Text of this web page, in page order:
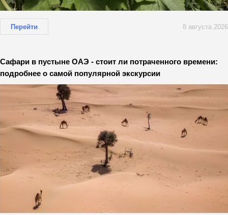
Перейти 8 августа 2026
Сафари в пустыне ОАЭ - стоит ли потраченного времени:
подробнее о самой популярной экскурсии